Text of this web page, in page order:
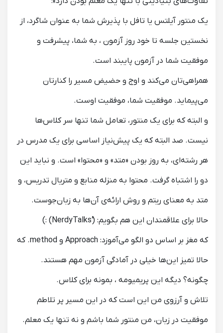
یک منتور آیلتس یا تافل با پذیرش شما به عنوان شاگرد، از
نخستین جلسه تا خود روز آزمون ، به شما، پیشرفت و
موفقیت شما در آزمون پایبند است.
همراهی‌تان می‌کند و اوج و حضیض مسیر را کنارتان
می‌پیماید. ‌موفقیت شما، موفقیت اوست.
و البته که برای یک منتور، تعامل شما تنها سر کلاس‌ها
نیست. صد البته که یک پیش‌نیاز اساسی برای یک مدرس در
هر رشته‌ای، به روز بودن «متد» و «محتوا» است. و نباید این
دو را اشتباه گرفت. محتوا به منزله منابع و متریال تدریس، و
متد به معنای ریتم و روش ارائه‌ی آن‌ها به زبان‌جوست.
حالا برای علاقمندان این هم بگویم: (ٔNerdyTalks) :)
که مغز بر اساس دو الگو می‌آموزد: Approach‌ و method. که
حالا تمیز این‌ها خیلی در آمادگی آزمون مهم‌ هستند.
چگونه؟ دیگه این پریمیومه ، بمونه برای کلاس.
تلاش و آرزوی من این است که در این مسیر پر تلاطم
موفقیت در زبان، من منتور شما باشم و نه تنها یک معلم.